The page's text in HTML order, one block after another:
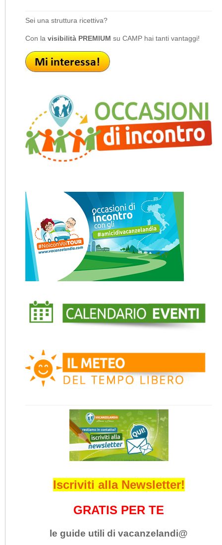
Sei una struttura ricettiva?
Con la visibilità PREMIUM su CAMP hai tanti vantaggi!
Iscriviti alla Newsletter!
GRATIS PER TE
le guide utili di vacanzelandi@